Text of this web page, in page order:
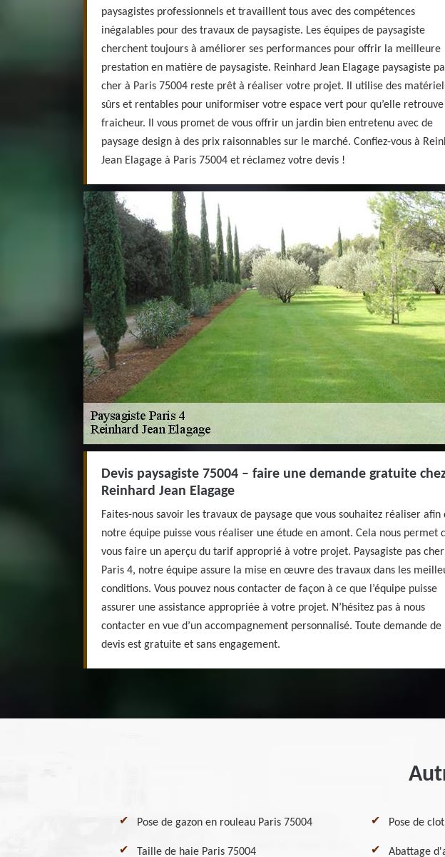
paysagistes professionnels et travaillent tous avec des compétences
inégalables pour des travaux de paysagiste. Les équipes de paysagiste
cherchent toujours à améliorer ses performances pour offrir la meilleure
prestation en matière de paysagiste. Reinhard Jean Elagage paysagiste
cher à Paris 75004 reste prêt à réaliser votre projet. Il utilise des
sûrs et rentables pour uniformiser votre espace vert pour qu’elle retrouve
fraicheur. Il vous promet de vous offrir un jardin bien entretenu avec de
paysage design à des prix raisonnables sur le marché. Confiez-vous à
Jean Elagage à Paris 75004 et réclamez votre devis !
Devis paysagiste 75004 – faire une demande gratuite
Reinhard Jean Elagage
Faites-nous savoir les travaux de paysage que vous souhaitez réaliser afin
notre équipe puisse vous réaliser une étude en amont. Cela nous permet
vous faire un aperçu du tarif approprié à votre projet. Paysagiste pas cher
Paris 4, notre équipe assure la mise en œuvre des travaux dans les
conditions. Vous pouvez nous contacter de façon à ce que l’équipe puisse
assurer une assistance appropriée à votre projet. N’hésitez pas à nous
contacter en vue d’un accompagnement personnalisé. Toute demande de
devis est gratuite et sans engagement.
Pose de gazon en rouleau Paris 75004 Pose de
Taille de haie Paris 75004 Abattage